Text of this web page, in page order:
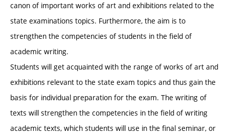
canon of important works of art and exhibitions related to the
state examinations topics. Furthermore, the aim is to
strengthen the competencies of students in the field of
academic writing.
Students will get acquainted with the range of works of art and
exhibitions relevant to the state exam topics and thus gain the
basis for individual preparation for the exam. The writing of
texts will strengthen the competencies in the field of writing
academic texts, which students will use in the final seminar, or